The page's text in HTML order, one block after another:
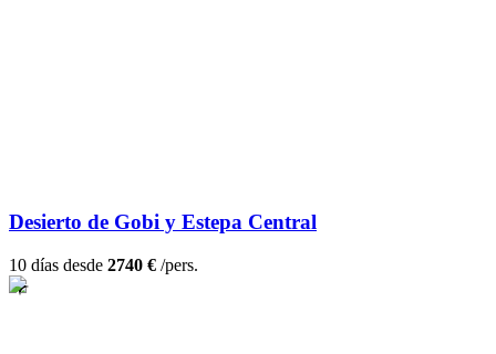
Desierto de Gobi y Estepa Central
10 días desde 2740 € /pers.